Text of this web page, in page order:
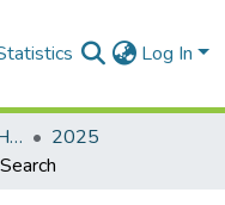
Log In
МАТЕРІАЛИ КОНФЕРЕНЦІЙ
2025
Search